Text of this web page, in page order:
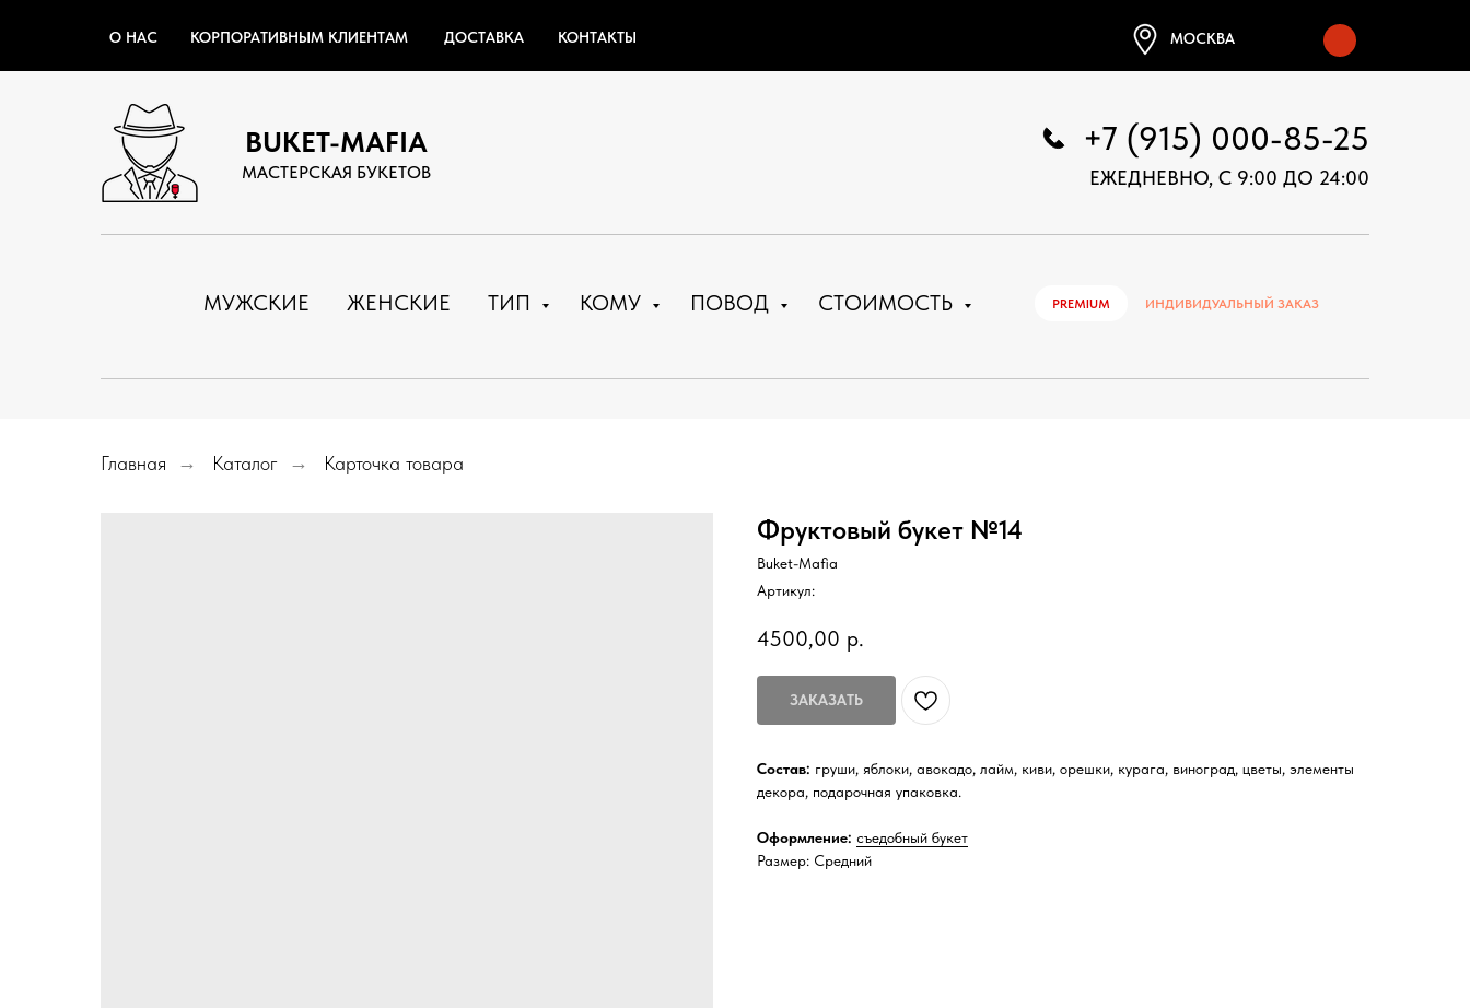
МОСКВА
О НАС КОРПОРАТИВНЫМ КЛИЕНТАМ ДОСТАВКА КОНТАКТЫ
BUKET-MAFIA
МАСТЕРСКАЯ БУКЕТОВ
+7 (915) 000-85-25
ЕЖЕДНЕВНО, С 9:00 ДО 24:00
МУЖСКИЕ ЖЕНСКИЕ ТИП КОМУ ПОВОД СТОИМОСТЬ PREMIUM ИНДИВИДУАЛЬНЫЙ ЗАКАЗ
Главная → Каталог → Карточка товара
Фруктовый букет №14
Buket-Mafia
Артикул:
4500,00 р.
ЗАКАЗАТЬ
Состав: груши, яблоки, авокадо, лайм, киви, орешки, курага, виноград, цветы, элементы
декора, подарочная упаковка.
Оформление: съедобный букет
Размер: Средний